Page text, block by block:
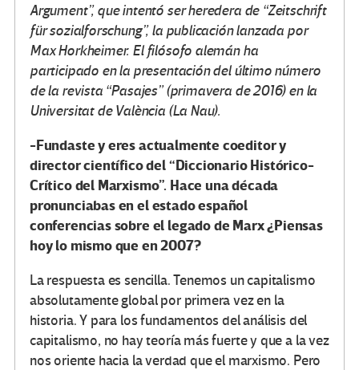
Argument”, que intentó ser heredera de “Zeitschrift
für sozialforschung”, la publicación lanzada por
Max Horkheimer. El filósofo alemán ha
participado en la presentación del último número
de la revista “Pasajes” (primavera de 2016) en la
Universitat de València (La Nau).
-Fundaste y eres actualmente coeditor y
director científico del “Diccionario Histórico-
Crítico del Marxismo”. Hace una década
pronunciabas en el estado español
conferencias sobre el legado de Marx ¿Piensas
hoy lo mismo que en 2007?
La respuesta es sencilla. Tenemos un capitalismo
absolutamente global por primera vez en la
historia. Y para los fundamentos del análisis del
capitalismo, no hay teoría más fuerte y que a la vez
nos oriente hacia la verdad que el marxismo. Pero